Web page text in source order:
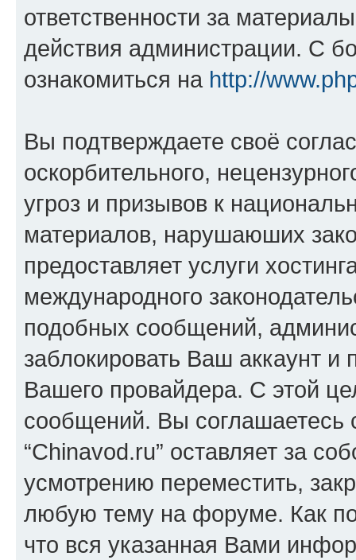
ответственности за
действия администрации. С
ознакомиться на http://
Вы подтверждаете своё
оскорбительного,
угроз и призывов к
материалов, нарушаюших
предоставляет услуги
международного
подобных сообщений,
заблокировать Ваш аккаунт и
Вашего провайдера. С этой
сообщений. Вы соглашаетесь
“Chinavod.ru” оставляет за
усмотрению переместить,
любую тему на форуме. Как
что вся указанная Вами